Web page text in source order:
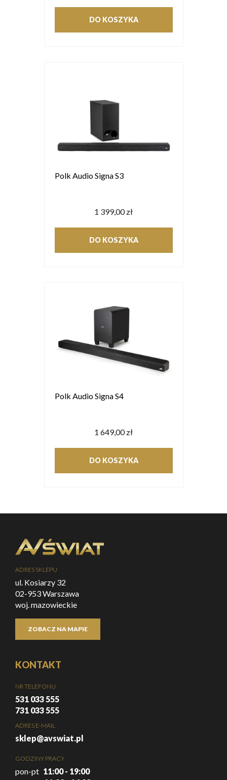
DO KOSZYKA
Polk Audio Signa S3
1 399,00 zł
DO KOSZYKA
Polk Audio Signa S4
1 649,00 zł
DO KOSZYKA
ADRES SKLEPU
ul. Kosiarzy 32
02-953 Warszawa
woj. mazowieckie
ZOBACZ NA MAPIE
KONTAKT
NR TELEFONU
531 033 555
731 033 555
ADRES E-MAIL
sklep@avswiat.pl
GODZINY PRACY
pon-pt 11:00 - 19:00